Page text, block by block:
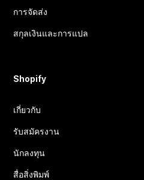
การจัดส่ง
สกุลเงินและการแปล
Shopify
เกี่ยวกับ
รับสมัครงาน
นักลงทุน
สื่อสิ่งพิมพ์